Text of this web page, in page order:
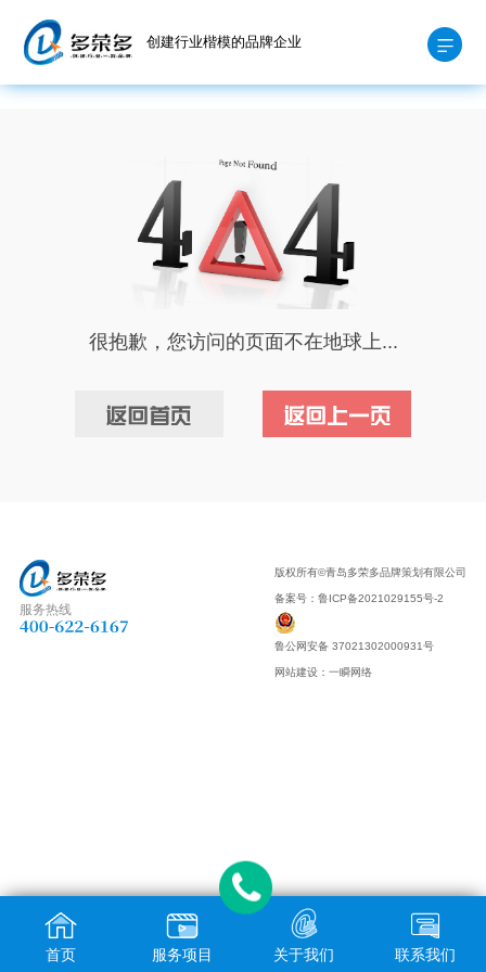
创建行业楷模的品牌企业
很抱歉，您访问的页面不在地球上...
服务热线
版权所有©青岛多荣多品牌策划有限公司
备案号：鲁ICP备2021029155号-2
鲁公网安备 37021302000931号
网站建设 ：一瞬网络
首页 服务项目 关于我们 联系我们